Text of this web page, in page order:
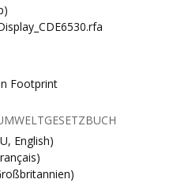
Footprint
English)